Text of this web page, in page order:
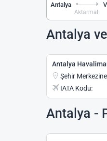
Antalya
Aktarmalı
Antalya
Antalya
Şehir Merkezine
IATA Kodu:
Antalya -